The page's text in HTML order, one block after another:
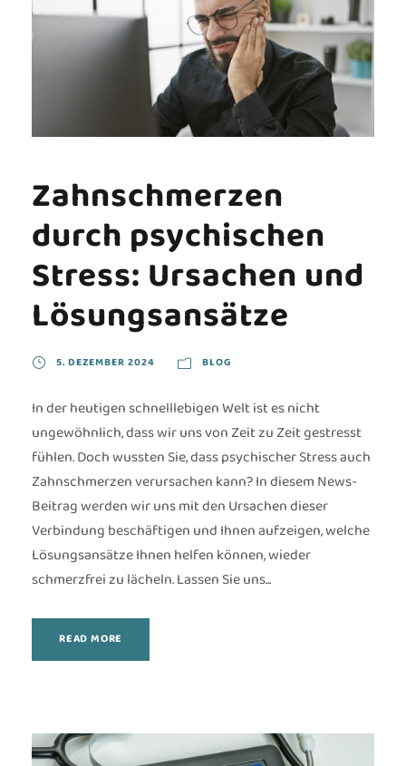
Zahnschmerzen
durch psychischen
Stress: Ursachen und
Lösungsansätze
5. DEZEMBER 2024 BLOG
In der heutigen schnelllebigen Welt ist es nicht
ungewöhnlich, dass wir uns von Zeit zu Zeit gestresst
fühlen. Doch wussten Sie, dass psychischer Stress auch
Zahnschmerzen verursachen kann? In diesem News-
Beitrag werden wir uns mit den Ursachen dieser
Verbindung beschäftigen und Ihnen aufzeigen, welche
Lösungsansätze Ihnen helfen können, wieder
schmerzfrei zu lächeln. Lassen Sie uns...
READ MORE